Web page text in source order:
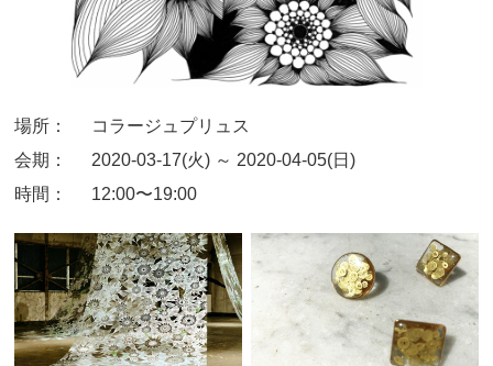
場所：
コラージュプリュス
会期：
2020-03-17(火) ～ 2020-04-05(日)
時間：
12:00〜19:00